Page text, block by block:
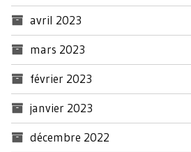
avril 2023
mars 2023
février 2023
janvier 2023
décembre 2022